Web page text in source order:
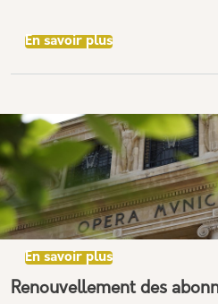
En savoir plussur
SAISON 2026-
En savoir plussur SAISON
Renouvellement des